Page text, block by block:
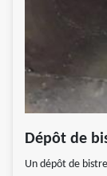
Dépôt de
Un dépôt de